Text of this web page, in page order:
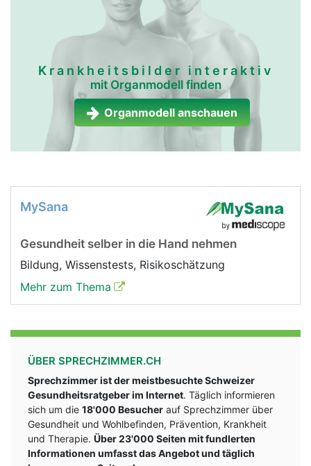
lymphsystem mann
Krankheitsbilder interaktiv
mit Organmodell finden
Organmodell anschauen
MySana
Gesundheit selber in die Hand nehmen
Bildung, Wissenstests, Risikoschätzung
Mehr zum Thema
ÜBER SPRECHZIMMER.CH
Sprechzimmer ist der meistbesuchte Schweizer
Gesundheitsratgeber im Internet. Täglich informieren
sich um die 18'000 Besucher auf Sprechzimmer über
Gesundheit und Wohlbefinden, Prävention, Krankheit
und Therapie. Über 23'000 Seiten mit fundlerten
Informationen umfasst das Angebot und täglich